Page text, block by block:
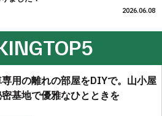
2026.06.08
TOP5
用の離れの部屋をDIYで。山小屋
基地で優雅なひとときを